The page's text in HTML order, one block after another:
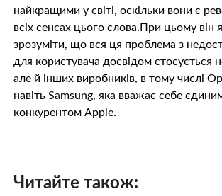
найкращими у світі, оскільки вони є
всіх сенсах цього слова.При цьому він
зрозуміти, що вся ця проблема з
для користувача досвідом стосується
але й інших виробників, в тому числі
навіть Samsung, яка вважає себе
конкурентом Apple.
Читайте також: